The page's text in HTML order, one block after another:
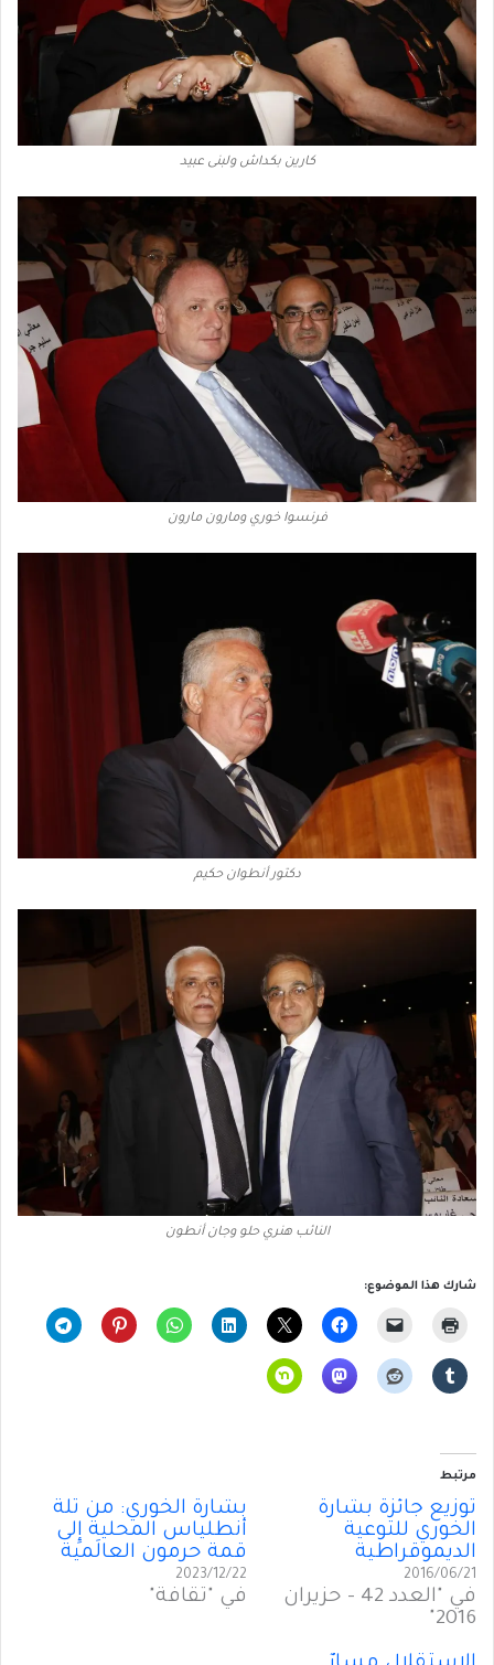
كارين بكداش ولبنى عبيد
فرنسوا خوري ومارون مارون
دكتور أنطوان حكيم
النائب هنري حلو وجان أنطون
شارك هذا الموضوع:
مرتبط
توزيع جائزة بشارة
الخوري للتوعية
الديموقراطية
2016/06/21
في "العدد 42 - حزيران
2016"
بشارة الخوري: من تلَّة
أنطلياس المحلية إِلى
قمة حرمون العالَمية
2023/12/22
في "ثقافة"